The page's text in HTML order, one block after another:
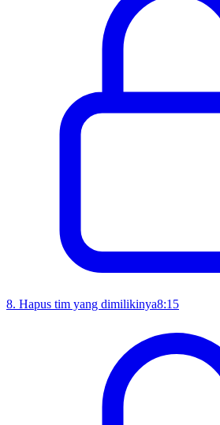
8. Hapus tim yang dimilikinya8:15